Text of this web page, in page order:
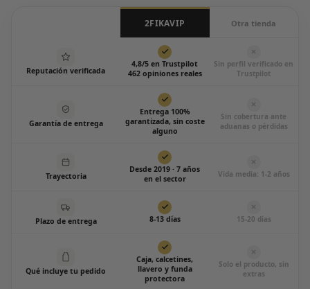
2FIKAVIP Otra tienda
Reputación verificada
4,8/5 en Trustpilot
462 opiniones reales
Sin perfil verificado en
Trustpilot
Garantía de entrega
Entrega 100%
garantizada, sin coste
alguno
Sin cobertura ante
aduanas o pérdidas
Trayectoria
Desde 2019 · 7 años
en el sector
Vida media: 1-2 años
Plazo de entrega 8-13 días 15-20 días
Qué incluye tu pedido
Caja, calcetines,
llavero y funda
protectora
Solo el producto, sin
extras